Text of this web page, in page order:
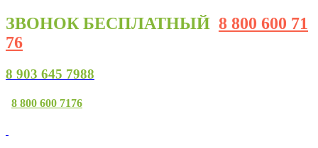
ЗВОНОК БЕСПЛАТНЫЙ 8 800 600 71
76
8 903 645 7988
8 800 600 7176